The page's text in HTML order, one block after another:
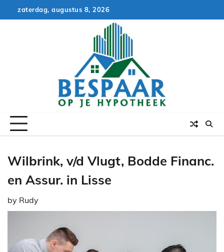
to
zaterdag, augustus 8, 2026
Wilbrink, v/d Vlugt, Bodde Financ.
en Assur. in Lisse
by Rudy